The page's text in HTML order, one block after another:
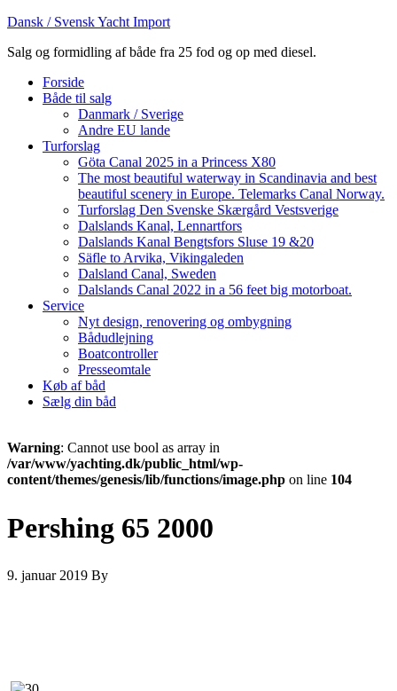
Dansk / Svensk Yacht Import
Salg og formidling af både fra 25 fod og op med diesel.
Forside
Både til salg
Danmark / Sverige
Andre EU lande
Turforslag
Göta Canal 2025 in a Princess X80
The most beautiful waterway in Scandinavia and best
beautiful scenery in Europe. Telemarks Canal Norway.
Turforslag Den Svenske Skærgård Vestsverige
Dalslands Kanal, Lennartfors
Dalslands Kanal Bengtsfors Sluse 19 &20
Säfle to Arvika, Vikingaleden
Dalsland Canal, Sweden
Dalslands Canal 2022 in a 56 feet big motorboat.
Service
Nyt design, renovering og ombygning
Bådudlejning
Boatcontroller
Presseomtale
Køb af båd
Sælg din båd
Warning: Cannot use bool as array in
/var/www/yachting.dk/public_html/wp-
content/themes/genesis/lib/functions/image.php on line 104
Pershing 65 2000
9. januar 2019 By